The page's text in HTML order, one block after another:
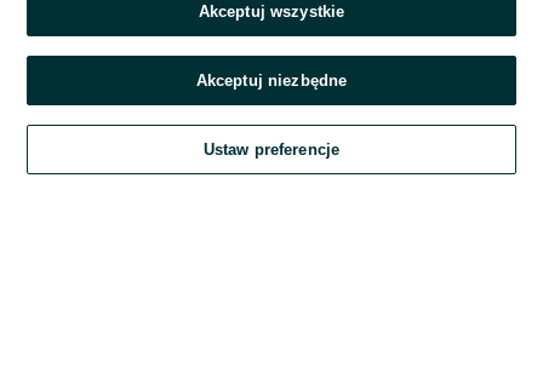
Zaloguj się
Kontynuując za pośrednictwem jednego z dostawców wskazanych powyżej,
OLX.pl w jego aktualnym brzmieniu.
Akceptuj wszystkie
Akceptuj niezbędne
Ustaw preferencje